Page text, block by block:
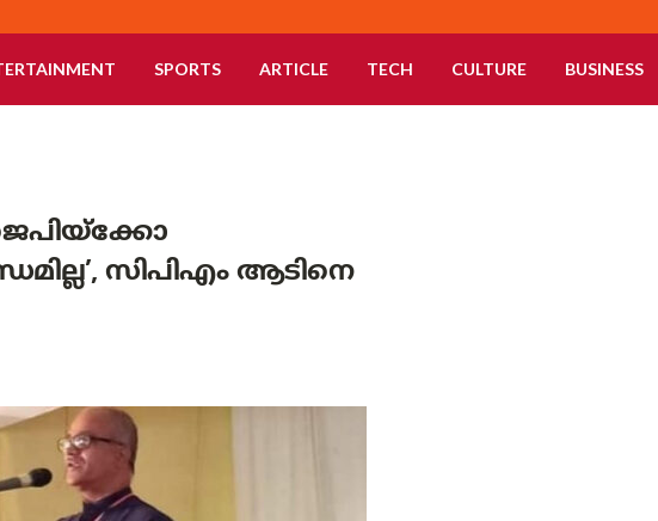
SPORTS ARTICLE TECH CULTURE BUSINESS
സിപിഎം ആടിനെ